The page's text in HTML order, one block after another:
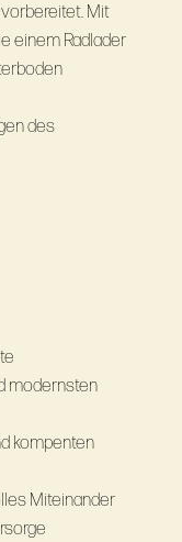
Mit
einem Radlader
des
modernsten
kompenten
Miteinander